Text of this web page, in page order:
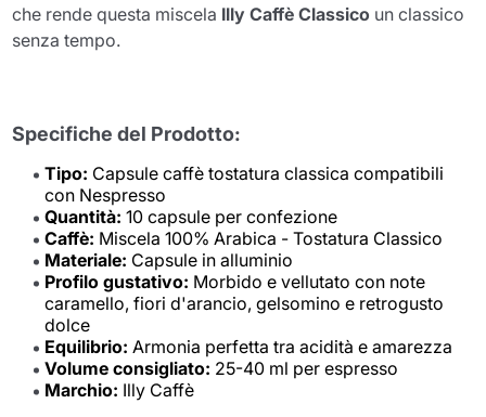
che rende questa miscela Illy Caffè Classico un classico
senza tempo.
Specifiche del Prodotto:
Tipo: Capsule caffè tostatura classica compatibili
con Nespresso
Quantità: 10 capsule per confezione
Caffè: Miscela 100% Arabica - Tostatura Classico
Materiale: Capsule in alluminio
Profilo gustativo: Morbido e vellutato con note
caramello, fiori d'arancio, gelsomino e retrogusto
dolce
Equilibrio: Armonia perfetta tra acidità e amarezza
Volume consigliato: 25-40 ml per espresso
Marchio: Illy Caffè